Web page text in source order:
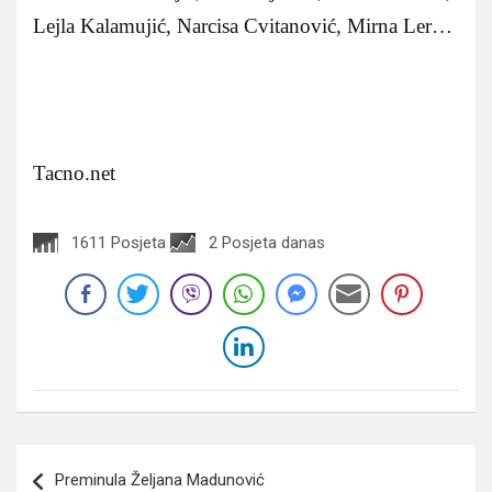
Lejla Kalamujić, Narcisa Cvitanović, Mirna Ler…
Tacno.net
1611 Posjeta 2 Posjeta danas
Preminula Željana Madunović